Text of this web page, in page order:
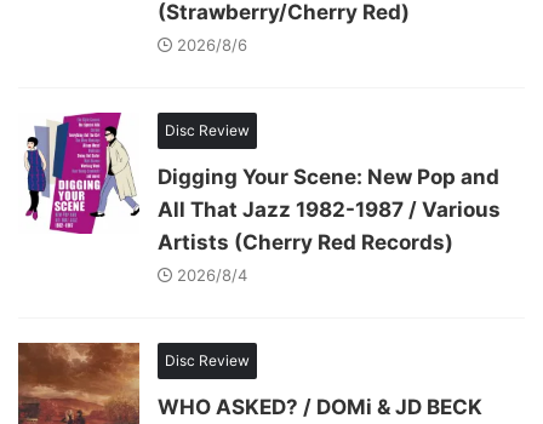
(Strawberry/Cherry Red)
2026/8/6
Disc Review
Digging Your Scene: New Pop and
All That Jazz 1982-1987 / Various
Artists (Cherry Red Records)
2026/8/4
Disc Review
WHO ASKED? / DOMi & JD BECK